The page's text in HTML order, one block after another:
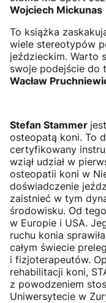
Wojciech Mickunas
To książka
wiele stereotypów
jeździeckim. Warto
swoje podejście do
Wacław
Stefan Stammer
osteopatą koni. To
certyfikowany
wziął udział w
osteopatii koni w
doświadczenie
zaistnieć w tym
środowisku. Od
w Europie i USA.
ruchu konia
całym świecie
i fizjoterapeutów.
rehabilitacji koni,
z powodzeniem
Uniwersytecie w